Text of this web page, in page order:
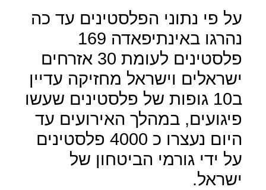
על פי נתוני הפלסטינים עד כה
נהרגו באינתיפאדה 169
פלסטינים לעומת 30 אזרחים
ישראלים וישראל מחזיקה עדיין
ב10 גופות של פלסטינים שעשו
פיגועים, במהלך האירועים עד
היום נעצרו כ 4000 פלסטינים
על ידי גורמי הביטחון של
ישראל.